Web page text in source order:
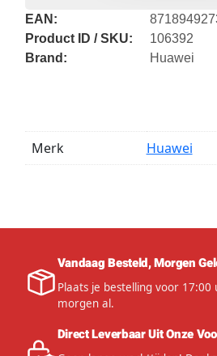
EAN:
Product ID / SKU:
106392
Brand:
Huawei
Merk Huawei
Vandaag Besteld, Morgen
Plaats je bestelling voor
morgen al.
Direct Leverbaar Uit Onze